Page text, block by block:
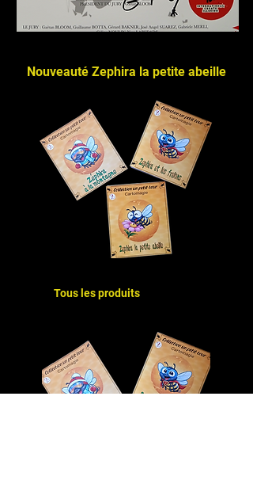
Nouveauté Zephira la petite abeille
Tous les produits